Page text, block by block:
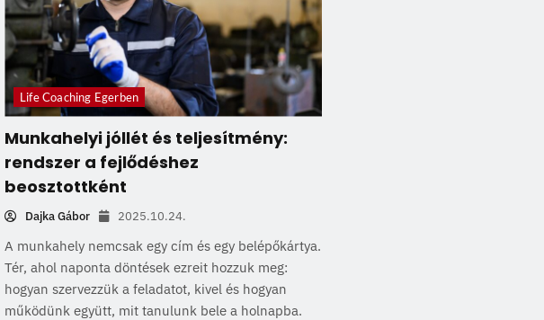
Life Coaching Egerben
Munkahelyi jóllét és teljesítmény:
rendszer a fejlődéshez
beosztottként
Dajka Gábor 2025.10.24.
A munkahely nemcsak egy cím és egy belépőkártya.
Tér, ahol naponta döntések ezreit hozzuk meg:
hogyan szervezzük a feladatot, kivel és hogyan
működünk együtt, mit tanulunk bele a holnapba.